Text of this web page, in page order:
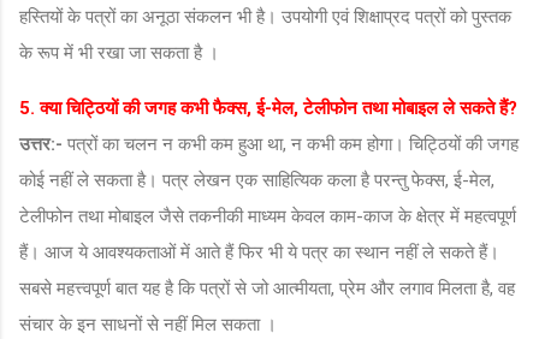
हस्तियों के पत्रों का अनूठा संकलन भी है। उपयोगी एवं शिक्षाप्रद पत्रों को पुस्तक
के रूप में भी रखा जा सकता है ।
5. क्या चिट्ठियों की जगह कभी फैक्स, ई-मेल, टेलीफोन तथा मोबाइल ले सकते हैं?
उत्तर:- पत्रों का चलन न कभी कम हुआ था, न कभी कम होगा। चिट्ठियों की जगह
कोई नहीं ले सकता है। पत्र लेखन एक साहित्यिक कला है परन्तु फेक्स, ई-मेल,
टेलीफोन तथा मोबाइल जैसे तकनीकी माध्यम केवल काम-काज के क्षेत्र में महत्वपूर्ण
हैं। आज ये आवश्यकताओं में आते हैं फिर भी ये पत्र का स्थान नहीं ले सकते हैं।
सबसे महत्त्वपूर्ण बात यह है कि पत्रों से जो आत्मीयता, प्रेम और लगाव मिलता है, वह
संचार के इन साधनों से नहीं मिल सकता ।